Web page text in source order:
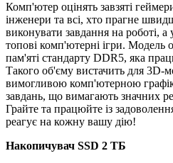
Комп'ютер оцінять завзяті
інженери та всі, хто прагне
виконувати завдання на роботі,
топові комп'ютерні ігри. Модель
пам'яті стандарту DDR5, яка
Такого об'єму вистачить для 3D-
вимогливою комп'ютерною
завдань, що вимагають значних
Грайте та працюйте із
реагує на кожну вашу дію!
Накопичувач SSD 2 ТБ